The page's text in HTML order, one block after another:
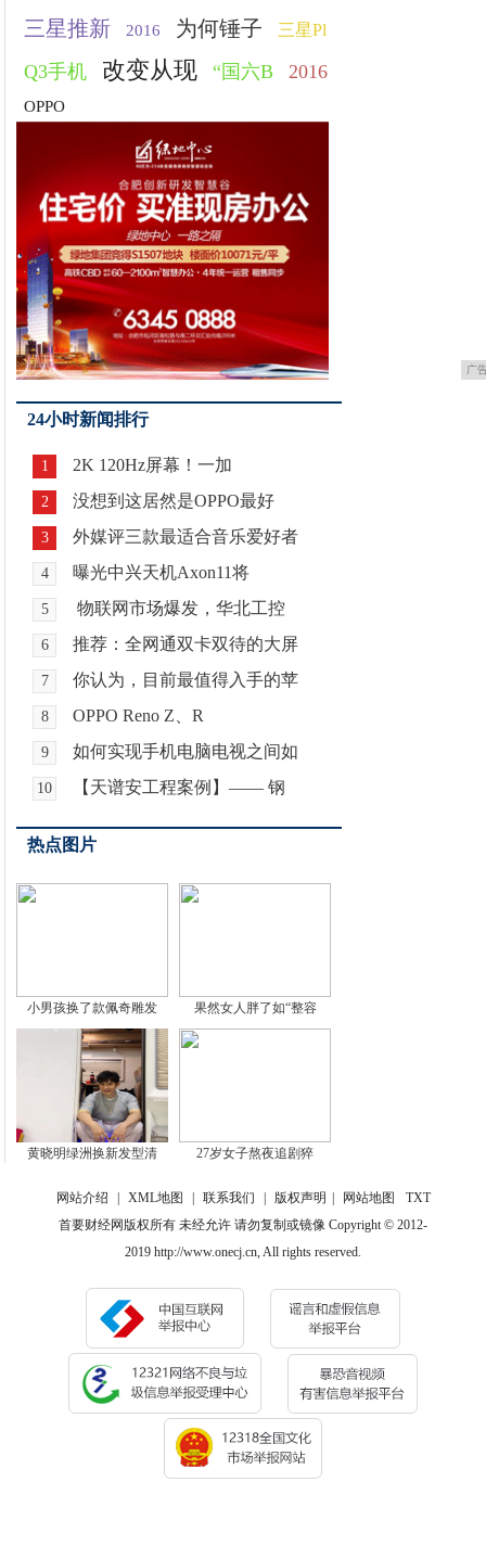
三星推新 2016 为何锤子 三星Pl
Q3手机 改变从现 “国六B 2016
OPPO
广
24小时新闻排行
1 2K 120Hz屏幕！一加
2 没想到这居然是OPPO最好
3 外媒评三款最适合音乐爱好者
4 曝光中兴天机Axon11将
5 物联网市场爆发，华北工控
6 推荐：全网通双卡双待的大屏
7 你认为，目前最值得入手的苹
8 OPPO Reno Z、R
9 如何实现手机电脑电视之间如
10 【天谱安工程案例】—— 钢
热点图片
小男孩换了款佩奇雕发 果然女人胖了如“整容
黄晓明绿洲换新发型清 27岁女子熬夜追剧猝
网站介绍 XML地图 联系我们 版权声明 网站地图
TXT
首要财经网版权所有 未经允许 请勿复制或镜像 Copyright © 2012-
2019 http://www.onecj.cn, All rights reserved.